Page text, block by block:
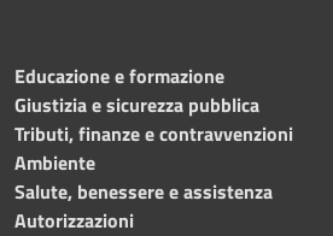
Educazione e formazione
Giustizia e sicurezza pubblica
Tributi, finanze e contravvenzioni
Ambiente
Salute, benessere e assistenza
Autorizzazioni